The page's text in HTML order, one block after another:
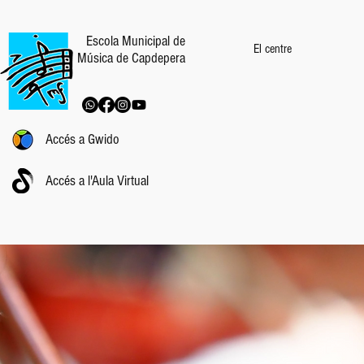
Escola Municipal de
Música de Capdepera
El centre
Accés a Gwido
Accés a l'Aula Virtual